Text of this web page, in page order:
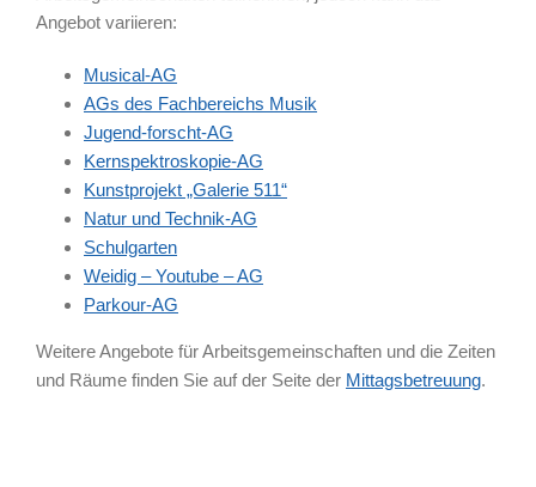
Angebot variieren:
Musical-AG
AGs des Fachbereichs Musik
Jugend-forscht-AG
Kernspektroskopie-AG
Kunstprojekt „Galerie 511“
Natur und Technik-AG
Schulgarten
Weidig – Youtube – AG
Parkour-AG
Weitere Angebote für Arbeitsgemeinschaften und die Zeiten
und Räume finden Sie auf der Seite der Mittagsbetreuung.